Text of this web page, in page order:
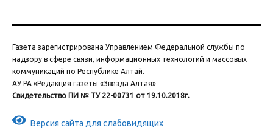
Газета зарегистрирована Управлением Федеральной службы по
надзору в сфере связи, информационных технологий и массовых
коммуникаций по Республике Алтай.
АУ РА «Редакция газеты «Звезда Алтая»
Свидетельство ПИ № ТУ 22-00731 от 19.10.2018г.
Версия сайта для слабовидящих